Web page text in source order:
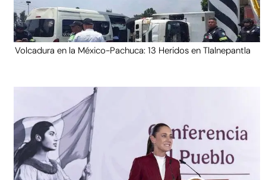
Volcadura en la México-Pachuca: 13 Heridos en Tlalnepantla